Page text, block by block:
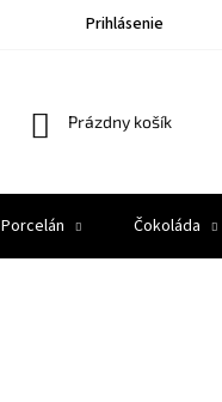
Prihlásenie
Nákupný
Prázdny košík
Porcelán Čokoláda